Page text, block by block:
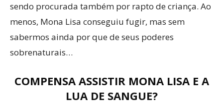
sendo procurada também por rapto de criança. Ao
menos, Mona Lisa conseguiu fugir, mas sem
sabermos ainda por que de seus poderes
sobrenaturais…
COMPENSA ASSISTIR MONA LISA E A
LUA DE SANGUE?